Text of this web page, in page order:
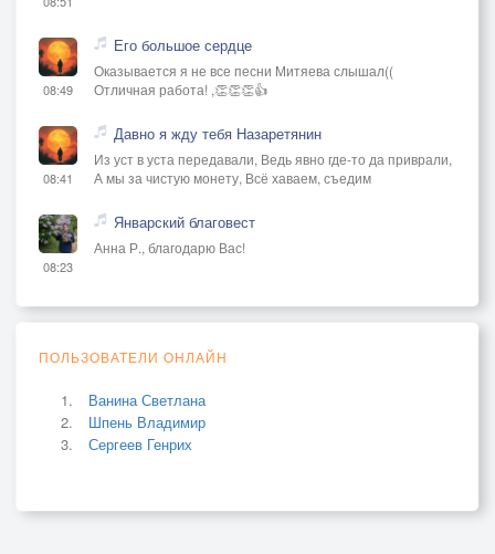
08:49
Его большое сердце
Оказывается я не все песни Митяева слышал((
Отличная работа! ,👏👏👏👍
08:41
Давно я жду тебя Назаретянин
Из уст в уста передавали, Ведь явно где-то да приврали,
А мы за чистую монету, Всё хаваем, съедим
08:23
Январский благовест
Анна Р., благодарю Вас!
ПОЛЬЗОВАТЕЛИ ОНЛАЙН
Ванина Светлана
Шпень Владимир
Сергеев Генрих